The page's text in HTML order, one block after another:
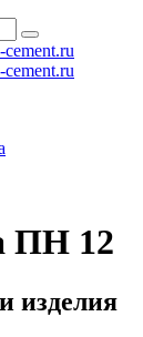
ПН 12
изделия